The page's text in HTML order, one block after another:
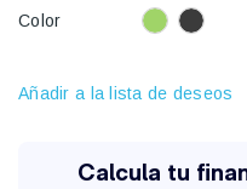
Color
Añadir a la lista de deseos